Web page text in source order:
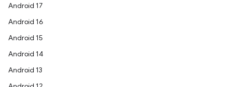
Android 17
Android 16
Android 15
Android 14
Android 13